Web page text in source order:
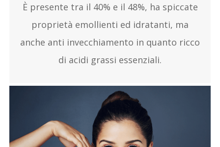
È presente tra il 40% e il 48%, ha spiccate
proprietà emollienti ed idratanti, ma
anche anti invecchiamento in quanto ricco
di acidi grassi essenziali.